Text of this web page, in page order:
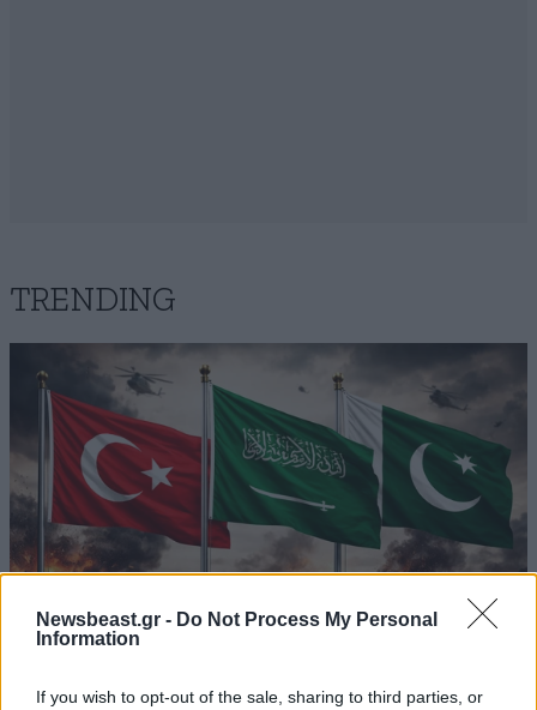
Newsbeast.gr - Do Not Process My Personal
Information
If you wish to opt-out of the sale, sharing to third parties, or
TRENDING
ΚΟΣΜΟΣ 10·08·2026 19:20